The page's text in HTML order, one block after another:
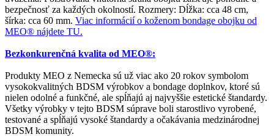
bezpečnosť za každých okolností. Rozmery: Dĺžka: cca 48 cm,
šírka: cca 60 mm. Viac informácií o koženom bondage obojku od
MEO® nájdete TU.
Bezkonkurenčná kvalita od MEO®:
Produkty MEO z Nemecka sú už viac ako 20 rokov symbolom
vysokokvalitných BDSM výrobkov a bondage doplnkov, ktoré sú
nielen odolné a funkčné, ale spĺňajú aj najvyššie estetické štandardy.
Všetky výrobky v tejto BDSM súprave boli starostlivo vyrobené,
testované a spĺňajú vysoké štandardy a očakávania medzinárodnej
BDSM komunity.